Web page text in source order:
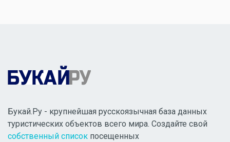
Букай.Ру - крупнейшая русскоязычная база данных
туристических объектов всего мира. Создайте свой
собственный список посещенных